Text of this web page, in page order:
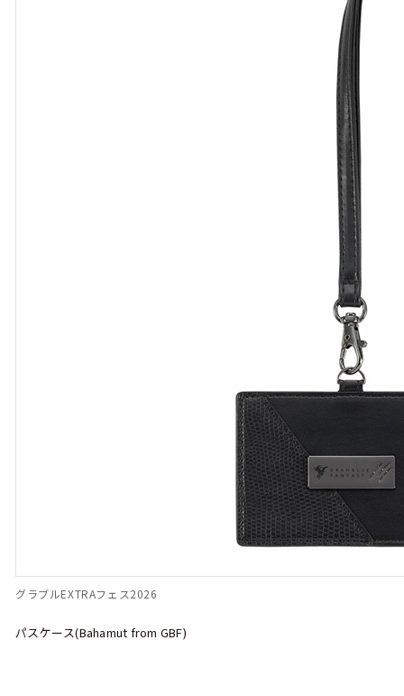
グラブルEXTRAフェス2026
パスケース(Bahamut from GBF)